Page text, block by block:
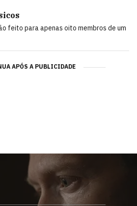
feito para apenas oito membros de um
APÓS A PUBLICIDADE